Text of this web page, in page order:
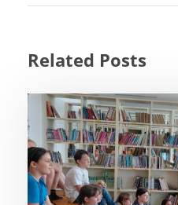
Related Posts